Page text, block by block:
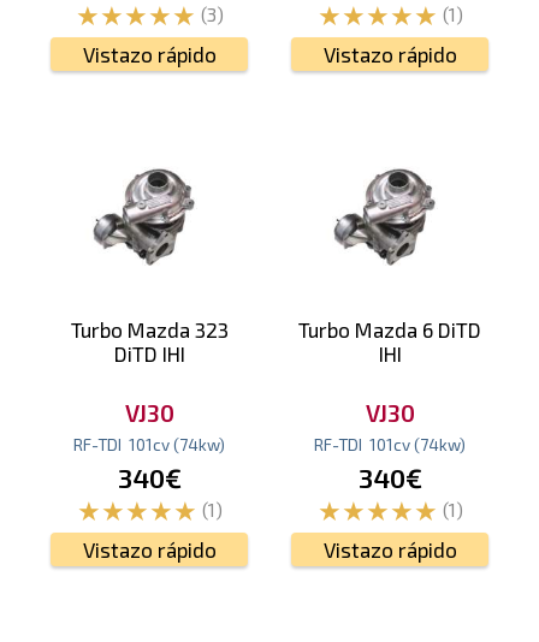
(3)
Vistazo rápido
(1)
Vistazo rápido
Turbo Mazda 323
DiTD IHI
VJ30
RF-TDI 101cv(74kw)
340€
(1)
Vistazo rápido
Turbo Mazda 6 DiTD
IHI
VJ30
RF-TDI 101cv(74kw)
340€
(1)
Vistazo rápido